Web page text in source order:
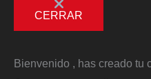
CERRAR
Bienvenido
, has creado tu